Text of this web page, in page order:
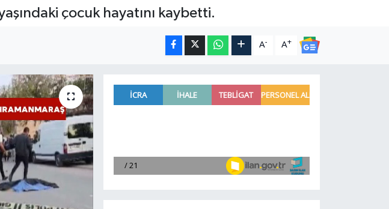
çocuk hayatını kaybetti.
A- A+